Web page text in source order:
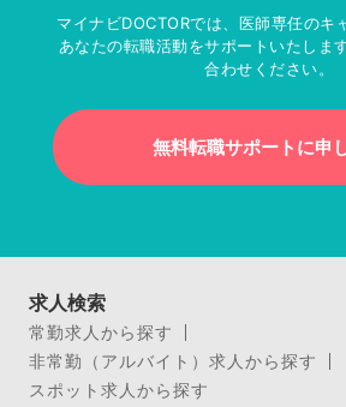
マイナビDOCTORでは、医師専任のキ
あなたの転職活動をサポートいたしま
合わせください。
無料転職サポートに申
求人検索
常勤求人から探す
非常勤（アルバイト）求人から探す
スポット求人から探す